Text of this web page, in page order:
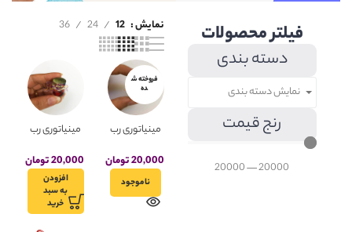
فیلتر محصولات
دسته بندی
نمایش دسته بندی
رنج قیمت
20000
—
20000
نمایش 12
24
36
فروخته ش
ده
مینیاتوری رب
شیشه ای
مدل چین
چین
20,000تومان
ناموجود
مینیاتوری رب
مدل چین
چین
20,000تومان
افزودن
به سبد
خرید